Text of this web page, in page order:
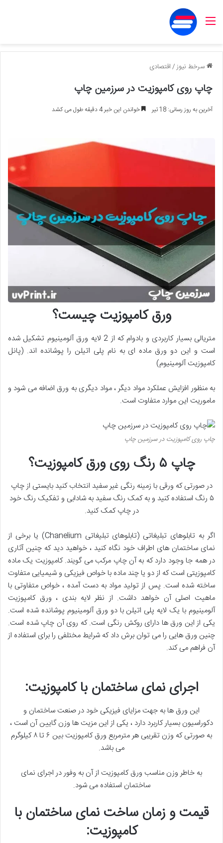
منو
سرخط نیوز/اقتصادی
چاپ روی کامپوزیت در سرزمین چاپ
آخرین به روز رسانی: 18 تیر خواندن این خبر 4 دقیقه طول می کشد
ورق کامپوزیت چیست؟
متریالی بسیار کاربردی و بادوام که از 2 لایه ورق آلومینیوم تشکیل شده
است و این دو ورق ماده ای به نام پلی اتیلن را پوشانده اند. (پانل
کامپوزیت آلومینیوم)
به منظور افزایش عملکرد مواد دیگر ، مواد دیگری به ورق اضافه می شود و
ماموریت این موارد متفاوت است.
چاپ روی کامپوزیت در سرزمین چاپ
چاپ ۵ رنگ روی ورق کامپوزیت؟
در صورتی که ورقی با زمینه رنگی غیر سفید انتخاب کنید بایستی از چاپ
۵ رنگ استفاده کنید و به کمک رنگ سفید به شادابی و تفکیک رنگ خود
در چاپ کمک کنید.
اگر به تابلوهای تبلیغاتی (تابلوهای تبلیغاتی Chanelium) یا برخی از
نمای ساختمان های اطراف خود نگاه کنید ، خواهید دید که چنین آثاری
در همه جا وجود دارد که به آن چاپ مرکب می گویند. کامپوزیت یک ماده
کامپوزیتی است که از دو یا چند ماده با خواص فیزیکی و شیمیایی متفاوت
ساخته شده است. پس از تولید مواد به دست آمده ، خواص متفاوتی با
ماهیت اصلی آن خواهد داشت. از نظر لایه بندی ، ورق کامپوزیت
آلومینیوم با یک لایه پلی اتیلن با دو ورق آلومینیوم پوشانده شده است.
یکی از این ورق ها دارای روکش رنگی است. که روی آن چاپ شده است.
چنین ورق هایی را می توان برش داد که شرایط مختلفی را برای استفاده از
آن فراهم می کند.
اجرای نمای ساختمان با کامپوزیت:
این ورق ها به جهت مزایای فیزیکی خود در صنعت ساختمان و
دکوراسیون بسیار کاربرد دارد ، یکی از این مزیت ها وزن گایین آن است ،
به صورتی که وزن تقریبی هر مترمربع ورق کامپوزیت بین ۶ تا ۸ کیلوگرم
می باشد.
به خاطر وزن مناسب ورق کامپوزیت از آن به وفور در اجرای نمای
ساختمان استفاده می شود.
قیمت و زمان ساخت نمای ساختمان با
کامپوزیت: